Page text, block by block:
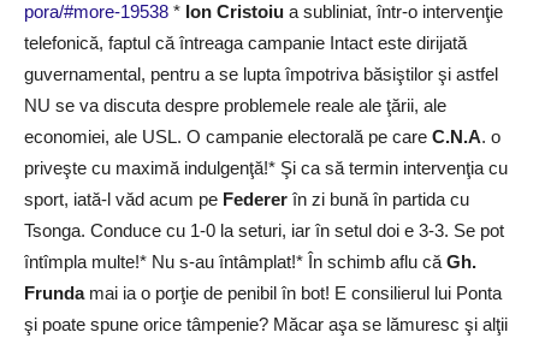
pora/#more-19538 * Ion Cristoiu a subliniat, într-o intervenţie
telefonică, faptul că întreaga campanie Intact este dirijată
guvernamental, pentru a se lupta împotriva băsiştilor şi astfel
NU se va discuta despre problemele reale ale ţării, ale
economiei, ale USL. O campanie electorală pe care C.N.A. o
priveşte cu maximă indulgenţă!* Şi ca să termin intervenţia cu
sport, iată-l văd acum pe Federer în zi bună în partida cu
Tsonga. Conduce cu 1-0 la seturi, iar în setul doi e 3-3. Se pot
întîmpla multe!* Nu s-au întâmplat!* În schimb aflu că Gh.
Frundamai ia o porţie de penibil în bot! E consilierul lui Ponta
şi poate spune orice tâmpenie? Măcar aşa se lămuresc şi alţii